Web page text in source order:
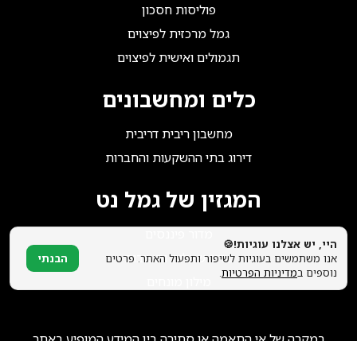
פוליסות חסכון
גמל מרכזית לפיצוים
תגמולים ואישית לפיצוים
כלים ומחשבונים
מחשבון ריבית דריבית
דירוג בתי ההשקעות והחברות
המגזין של גמל נט
מדור שאלות ותשובות
היי, יש אצלנו עוגיות!🍪
אנו משתמשים בעוגיות לשיפור ותפעול האתר. פרטים
נוספים במדיניות הפרטיות.
הבנתי